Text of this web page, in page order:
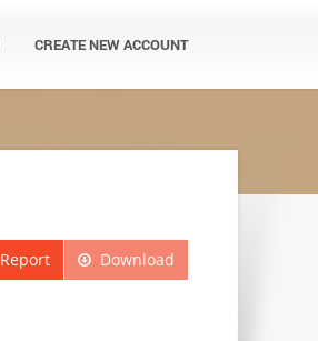
CREATE NEW ACCOUNT
Download
Report